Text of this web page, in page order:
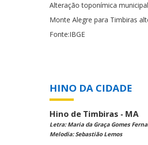
Alteração toponímica municipal
Monte Alegre para Timbiras
Fonte:IBGE
HINO DA CIDADE
Hino de Timbiras - MA
Letra: Maria da Graça Gomes
Melodia: Sebastião Lemos